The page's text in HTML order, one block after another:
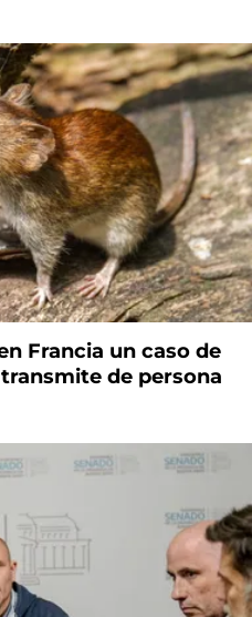
Francia un caso de
de persona